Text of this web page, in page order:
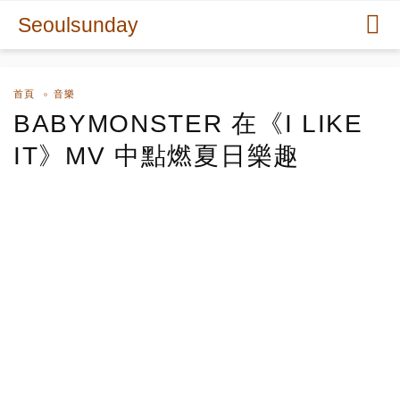
Seoulsunday
首頁 音樂
BABYMONSTER 在《I LIKE
IT》MV 中點燃夏日樂趣